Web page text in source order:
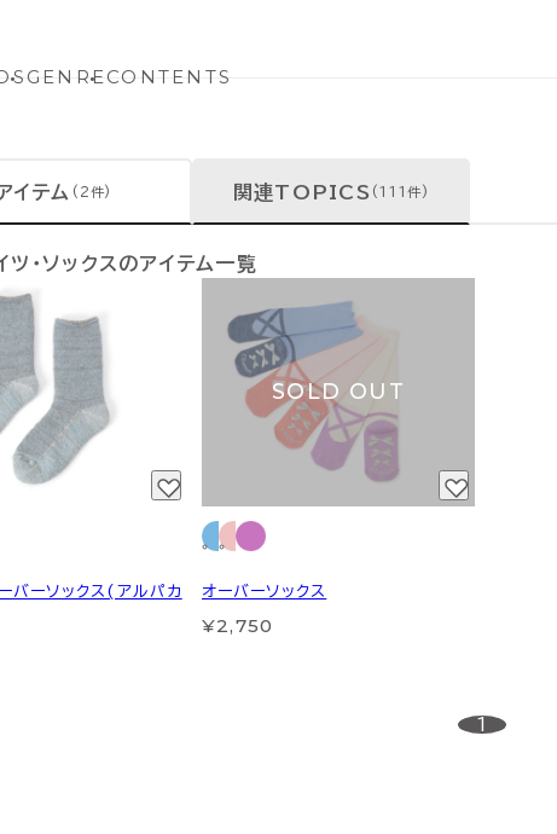
GENRECONTENTS
イテム (2件) 関連TOPICS (111件)
ツ・ソックスのアイテム一覧
バーソックス(アルパカ
SOLD OUT
オーバーソックス
¥2,750
1